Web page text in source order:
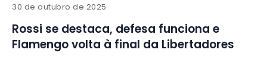
30 de outubro de 2025
Rossi se destaca, defesa funciona e
Flamengo volta à final da Libertadores